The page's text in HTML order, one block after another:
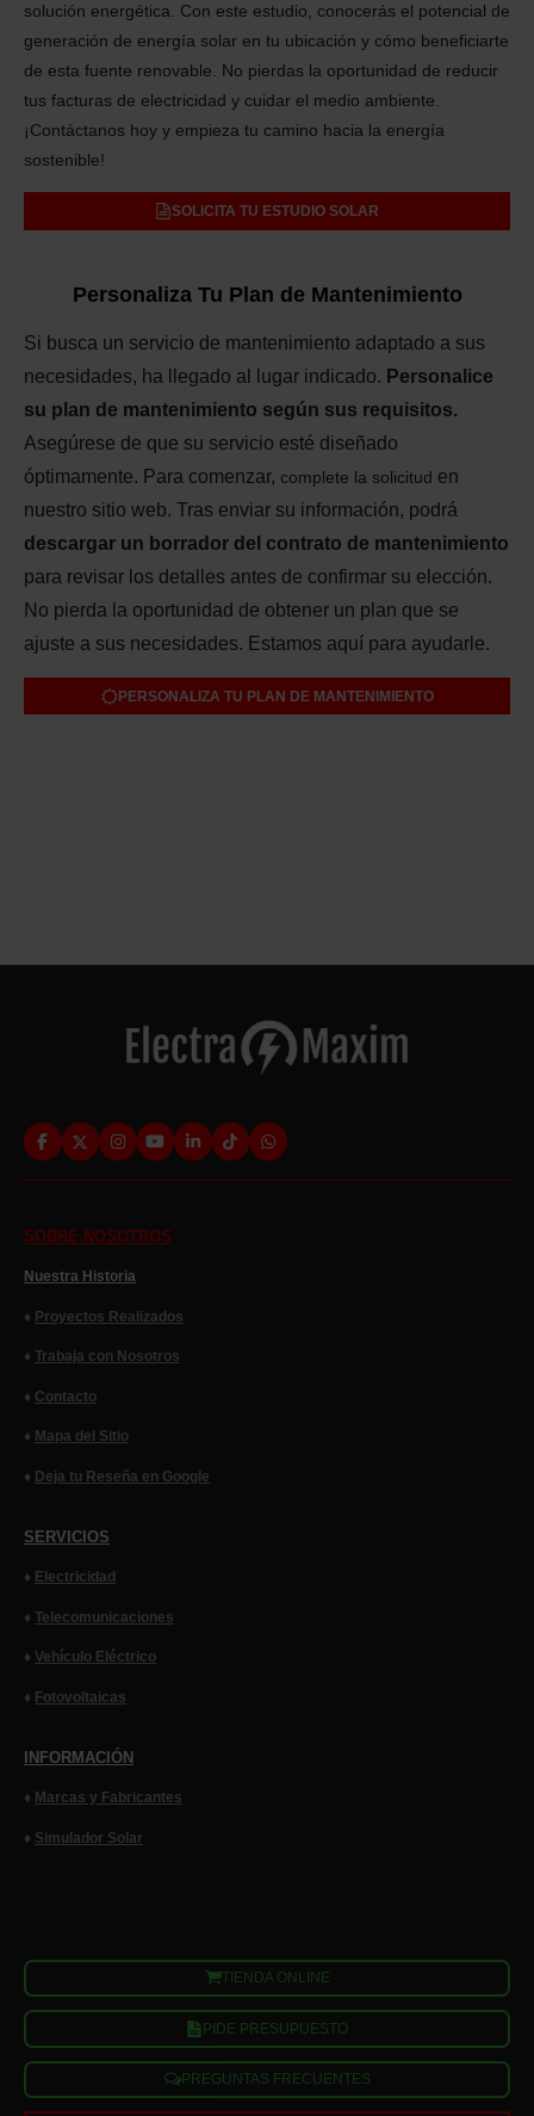
solución energética. Con este estudio, conocerás el potencial de
generación de energía solar en tu ubicación y cómo beneficiarte
de esta fuente renovable. No pierdas la oportunidad de reducir
tus facturas de electricidad y cuidar el medio ambiente.
¡Contáctanos hoy y empieza tu camino hacia la energía
sostenible!
SOLICITA TU ESTUDIO SOLAR
Personaliza Tu Plan de Mantenimiento
Si busca un servicio de mantenimiento adaptado a sus
necesidades, ha llegado al lugar indicado. Personalice
su plan de mantenimiento según sus requisitos.
Asegúrese de que su servicio esté diseñado
óptimamente. Para comenzar, complete la solicitud en
nuestro sitio web. Tras enviar su información, podrá
descargar un borrador del contrato de mantenimiento
para revisar los detalles antes de confirmar su elección.
No pierda la oportunidad de obtener un plan que se
ajuste a sus necesidades. Estamos aquí para ayudarle.
PERSONALIZA TU PLAN DE MANTENIMIENTO
Facebook
X InstagramYouTubeLinkedInTikTokWhatsApp
SOBRE NOSOTROS
Nuestra Historia
♦ Proyectos Realizados
♦ Trabaja con Nosotros
♦ Contacto
♦ Mapa del Sitio
♦ Deja tu Reseña en Google
SERVICIOS
♦ Electricidad
♦ Telecomunicaciones
♦ Vehículo Eléctrico
♦ Fotovoltaicas
INFORMACIÓN
♦ Marcas y Fabricantes
♦ Simulador Solar
TIENDA ONLINE
PIDE PRESUPUESTO
PREGUNTAS FRECUENTES